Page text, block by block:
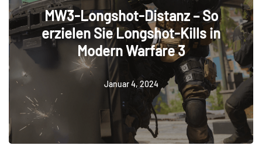
MW3-Longshot-Distanz – So
erzielen Sie Longshot-Kills in
Modern Warfare 3
Januar 4, 2024